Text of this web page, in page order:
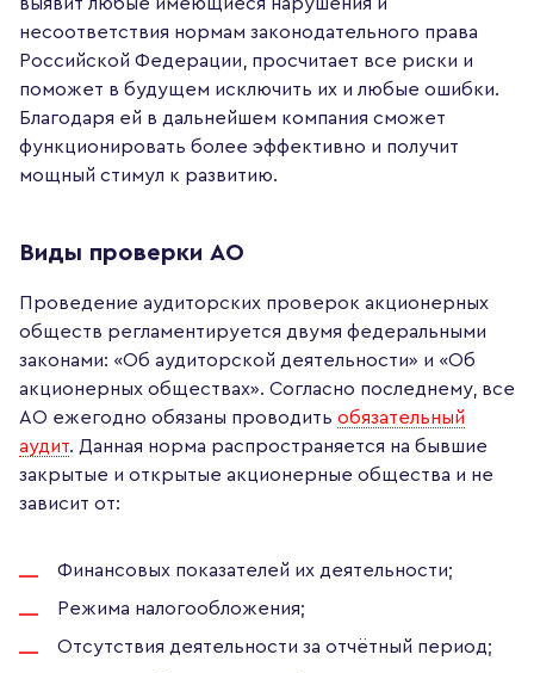
несоответствия нормам законодательного права
Российской Федерации, просчитает все риски и
поможет в будущем исключить их и любые ошибки.
Благодаря ей в дальнейшем компания сможет
функционировать более эффективно и получит
мощный стимул к развитию.
Виды проверки АО
Проведение аудиторских проверок акционерных
обществ регламентируется двумя федеральными
законами: «Об аудиторской деятельности» и «Об
акционерных обществах». Согласно последнему, все
АО ежегодно обязаны проводить обязательный
аудит. Данная норма распространяется на бывшие
закрытые и открытые акционерные общества и не
зависит от:
Финансовых показателей их деятельности;
Режима налогообложения;
Отсутствия деятельности за отчётный период;